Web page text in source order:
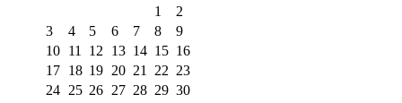
1
2
3
4 5 6 7 8
9
10 11 12 13 14 15 16
17 18 19 20 21 22 23
24 25 26 27 28 29 30